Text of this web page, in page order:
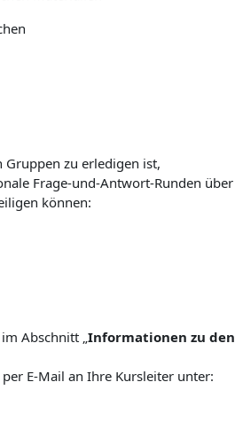
zu erledigen ist,
Frage-und-Antwort-Runden über
können:
Abschnitt „Informationen zu den
E-Mail an Ihre Kursleiter unter: